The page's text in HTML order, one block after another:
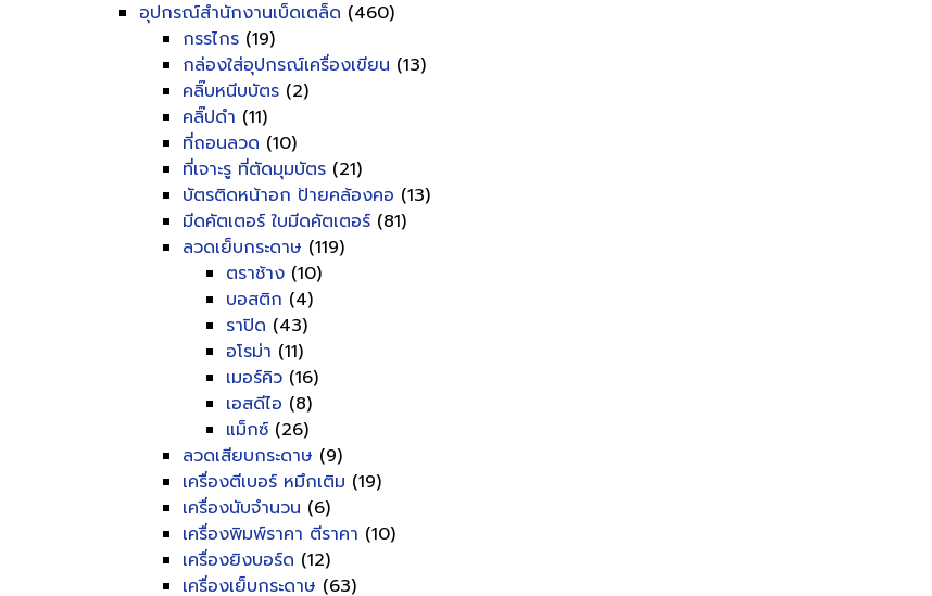
อุปกรณ์สำนักงานเบ็ดเตล็ด (460)
กรรไกร (19)
กล่องใส่อุปกรณ์เครื่องเขียน (13)
คลิ๊บหนีบบัตร (2)
คลิ๊ปดำ (11)
ที่ถอนลวด (10)
ที่เจาะรู ที่ตัดมุมบัตร (21)
บัตรติดหน้าอก ป้ายคล้องคอ (13)
มีดคัตเตอร์ ใบมีดคัตเตอร์ (81)
ลวดเย็บกระดาษ (119)
ตราช้าง (10)
บอสติก (4)
ราปิด (43)
อโรม่า (11)
เมอร์คิว (16)
เอสดีไอ (8)
แม็กซ์ (26)
ลวดเสียบกระดาษ (9)
เครื่องตีเบอร์ หมึกเติม (19)
เครื่องนับจำนวน (6)
เครื่องพิมพ์ราคา ตีราคา (10)
เครื่องยิงบอร์ด (12)
เครื่องเย็บกระดาษ (63)